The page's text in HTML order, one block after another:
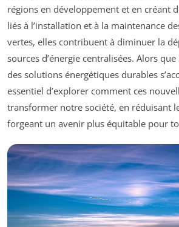
régions en développement et en créant
liés à l’installation et à la maintenance
vertes, elles contribuent à diminuer la
sources d’énergie centralisées. Alors
des solutions énergétiques durables
essentiel d’explorer comment ces
transformer notre société, en réduisant
forgeant un avenir plus équitable pour